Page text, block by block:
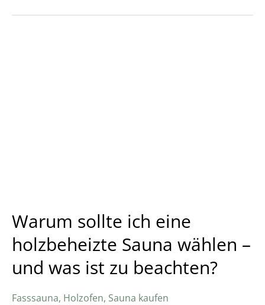
Warum sollte ich eine
holzbeheizte Sauna wählen –
und was ist zu beachten?
Fasssauna, Holzofen, Sauna kaufen
zu
beachten?